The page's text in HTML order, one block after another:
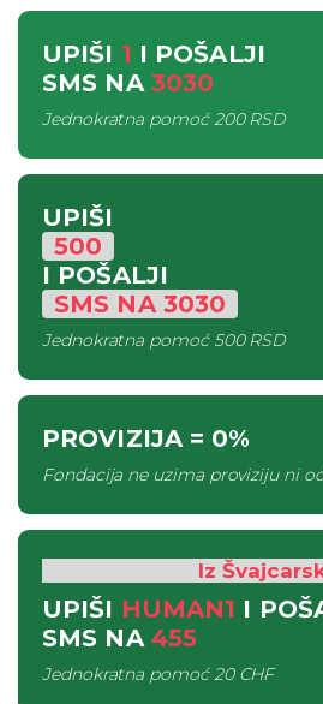
UPIŠI 1 I POŠALJI
SMS NA 3030
Jednokratna pomoć200 RSD
UPIŠI
500
I POŠALJI
SMS NA3030
Jednokratna pomoć500 RSD
PROVIZIJA= 0%
Fondacija ne uzima proviziju ni
Iz
UPIŠI HUMAN1 I
SMS NA 455
Jednokratna pomoć20 CHF